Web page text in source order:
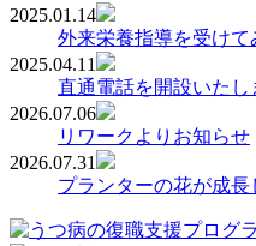
2025.01.14
外来栄養指導を受けて
2025.04.11
直通電話を開設いたし
2026.07.06
リワークよりお知らせ
2026.07.31
プランターの花が成長